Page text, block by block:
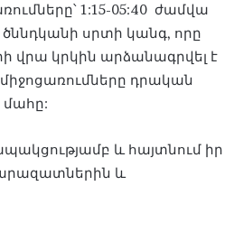
1:15-05:40 ժամվա
ծննդկանի սրտի կանգ, որը
վրա կրկին արձանագրվել է
դրական
մահը:
և հայտնում իր
և